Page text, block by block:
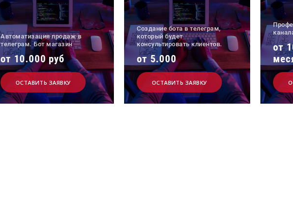
Автоматизация продаж в
телеграм. Бот магазин
от 10.000 руб
ОСТАВИТЬ ЗАЯВКУ
Создание бота в телеграм,
который будет
консультировать клиентов.
от 5.000
ОСТАВИТЬ ЗАЯВКУ
от